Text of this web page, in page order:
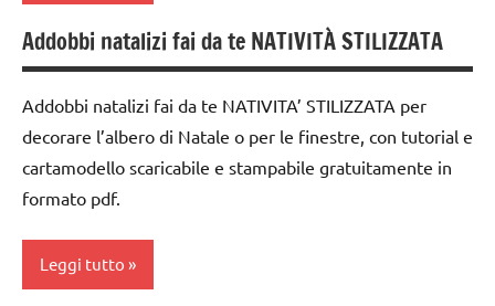
PER ETA'
ARTICOLI
FESTE
DELL'ANNO
Inverno
lavoretti
per
Natale
papercutting
carta
3 ai
6
anni
dai
6
anni
Addobbi natalizi fai da te NATIVITÀ STILIZZATA
Addobbi natalizi fai da te NATIVITA’ STILIZZATA per
decorare l’albero di Natale o per le finestre, con tutorial e
cartamodello scaricabile e stampabile gratuitamente in
formato pdf.
Leggi tutto